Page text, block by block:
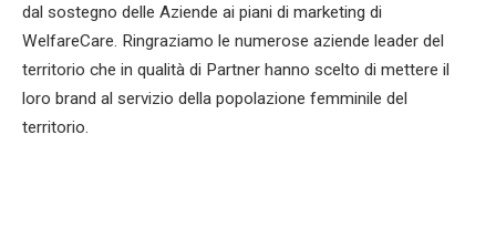
dal sostegno delle Aziende ai piani di marketing di
WelfareCare. Ringraziamo le numerose aziende leader del
territorio che in qualità di Partner hanno scelto di mettere il
loro brand al servizio della popolazione femminile del
territorio.